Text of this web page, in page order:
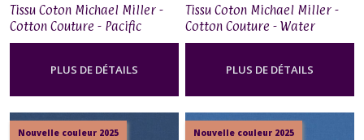
Tissu Coton Michael Miller -
Cotton Couture - Pacific
PLUS DE DÉTAILS
Tissu Coton Michael Miller -
Cotton Couture - Water
PLUS DE DÉTAILS
Nouvelle couleur 2025 Nouvelle couleur 2025